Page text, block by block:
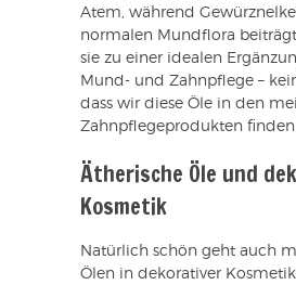
Atem, während
normalen Mundflora
sie zu einer idealen
Mund- und Zahnpflege –
dass wir diese Öle in den
Zahnpflegeprodukten
Ätherische Öle und
Kosmetik
Natürlich schön geht auch
Ölen in dekorativer